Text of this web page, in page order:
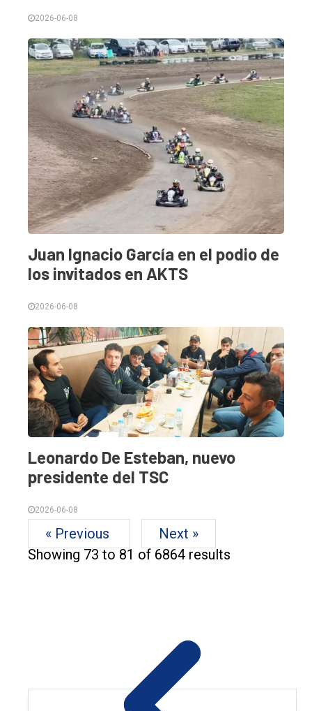
2026-06-08
Juan Ignacio García en el podio de
los invitados en AKTS
2026-06-08
Leonardo De Esteban, nuevo
presidente del TSC
2026-06-08
« Previous
Next »
Showing 73 to 81 of 6864 results